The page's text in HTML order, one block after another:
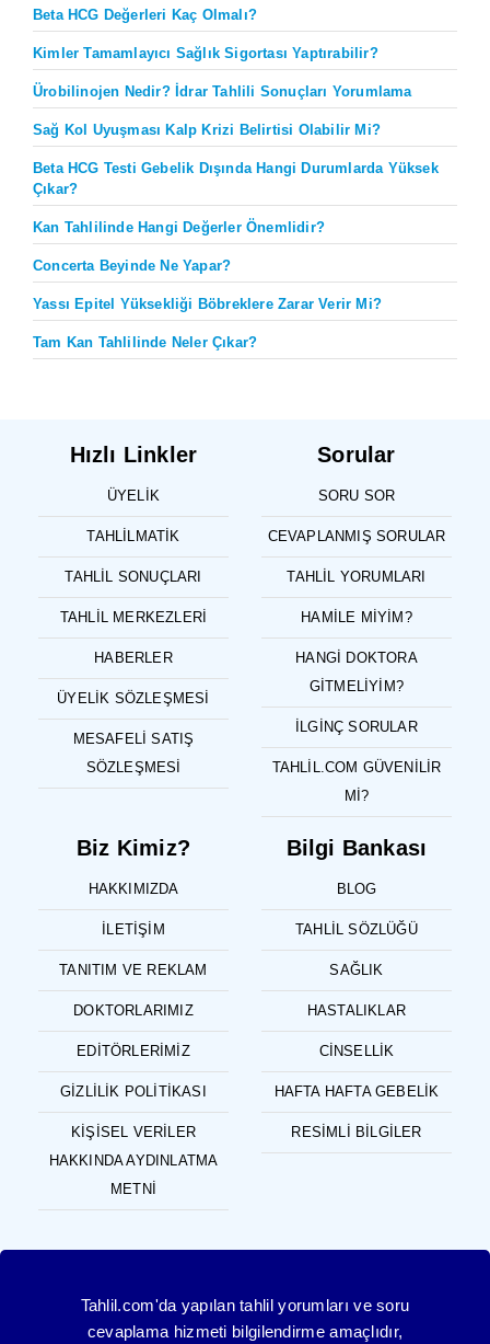
Beta HCG Değerleri Kaç Olmalı?
Kimler Tamamlayıcı Sağlık Sigortası Yaptırabilir?
Ürobilinojen Nedir? İdrar Tahlili Sonuçları Yorumlama
Sağ Kol Uyuşması Kalp Krizi Belirtisi Olabilir Mi?
Beta HCG Testi Gebelik Dışında Hangi Durumlarda Yüksek
Çıkar?
Kan Tahlilinde Hangi Değerler Önemlidir?
Concerta Beyinde Ne Yapar?
Yassı Epitel Yüksekliği Böbreklere Zarar Verir Mi?
Tam Kan Tahlilinde Neler Çıkar?
Hızlı Linkler
ÜYELIK
TAHLILMATIK
TAHLIL SONUÇLARI
TAHLIL MERKEZLERI
HABERLER
ÜYELIK SÖZLEŞMESI
MESAFELI SATIŞ
SÖZLEŞMESI
Sorular
SORU SOR
CEVAPLANMIŞ SORULAR
TAHLIL YORUMLARI
HAMILE MIYIM?
HANGI DOKTORA
GITMELIYIM?
İLGINÇ SORULAR
TAHLIL.COM GÜVENILIR
MI?
Biz Kimiz?
HAKKIMIZDA
İLETIŞIM
TANITIM VE REKLAM
DOKTORLARIMIZ
EDITÖRLERIMIZ
GIZLILIK POLITIKASI
KIŞISEL VERILER
HAKKINDA AYDINLATMA
METNI
Bilgi Bankası
BLOG
TAHLIL SÖZLÜĞÜ
SAĞLIK
HASTALIKLAR
CINSELLIK
HAFTA HAFTA GEBELIK
RESIMLI BILGILER
Tahlil.com'da yapılan tahlil yorumları ve soru
cevaplama hizmeti bilgilendirme amaçlıdır,